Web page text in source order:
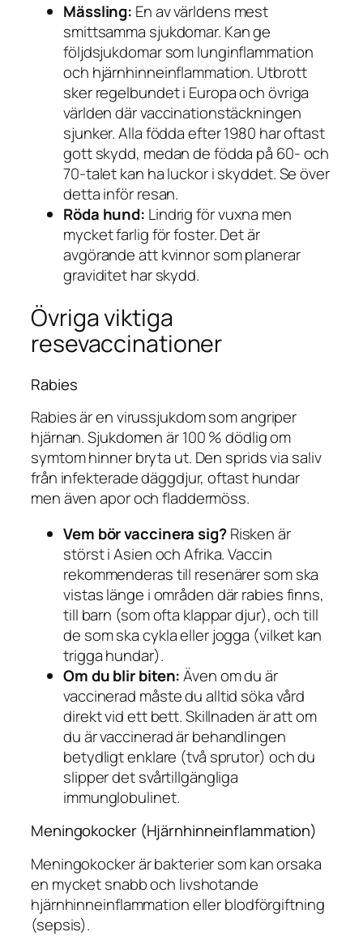
Mässling: En av världens mest
smittsamma sjukdomar. Kan ge
följdsjukdomar som lunginflammation
och hjärnhinneinflammation. Utbrott
sker regelbundet i Europa och övriga
världen där vaccinationstäckningen
sjunker. Alla födda efter 1980 har oftast
gott skydd, medan de födda på 60- och
70-talet kan ha luckor i skyddet. Se över
detta inför resan.
Röda hund: Lindrig för vuxna men
mycket farlig för foster. Det är
avgörande att kvinnor som planerar
graviditet har skydd.
Övriga viktiga
resevaccinationer
Rabies
Rabies är en virussjukdom som angriper
hjärnan. Sjukdomen är 100 % dödlig om
symtom hinner bryta ut. Den sprids via saliv
från infekterade däggdjur, oftast hundar
men även apor och fladdermöss.
Vem bör vaccinera sig?Risken är
störst i Asien och Afrika. Vaccin
rekommenderas till resenärer som ska
vistas länge i områden där rabies finns,
till barn (som ofta klappar djur), och till
de som ska cykla eller jogga (vilket kan
trigga hundar).
Om du blir biten:Även om du är
vaccinerad måste dualltid söka vård
direkt vid ett bett. Skillnaden är att om
du är vaccinerad är behandlingen
betydligt enklare (två sprutor) och du
slipper det svårtillgängliga
immunglobulinet.
Meningokocker (Hjärnhinneinflammation)
Meningokocker är bakterier som kan orsaka
en mycket snabb och livshotande
hjärnhinneinflammation eller blodförgiftning
(sepsis).